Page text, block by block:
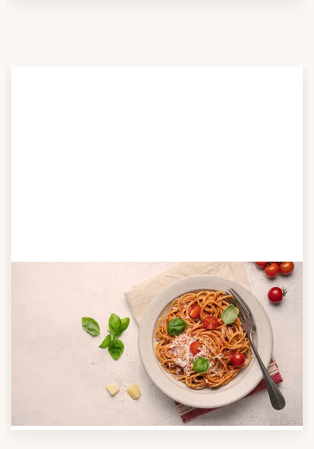
Anbieter finden
Nutzen Sie unsere große Mahlzeiten-Dienst-Suche,
um herauszufinden, welche Anbieter es in Ihrer
Region gibt und welcher am besten zu Ihnen passt.
Verschaffen Sie sich auch einen Überblick über die
Essen auf Rädern-Kosten.